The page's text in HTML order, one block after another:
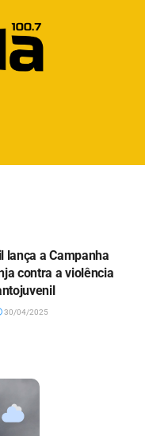
lança a Campanha
contra a violência
30/04/2025